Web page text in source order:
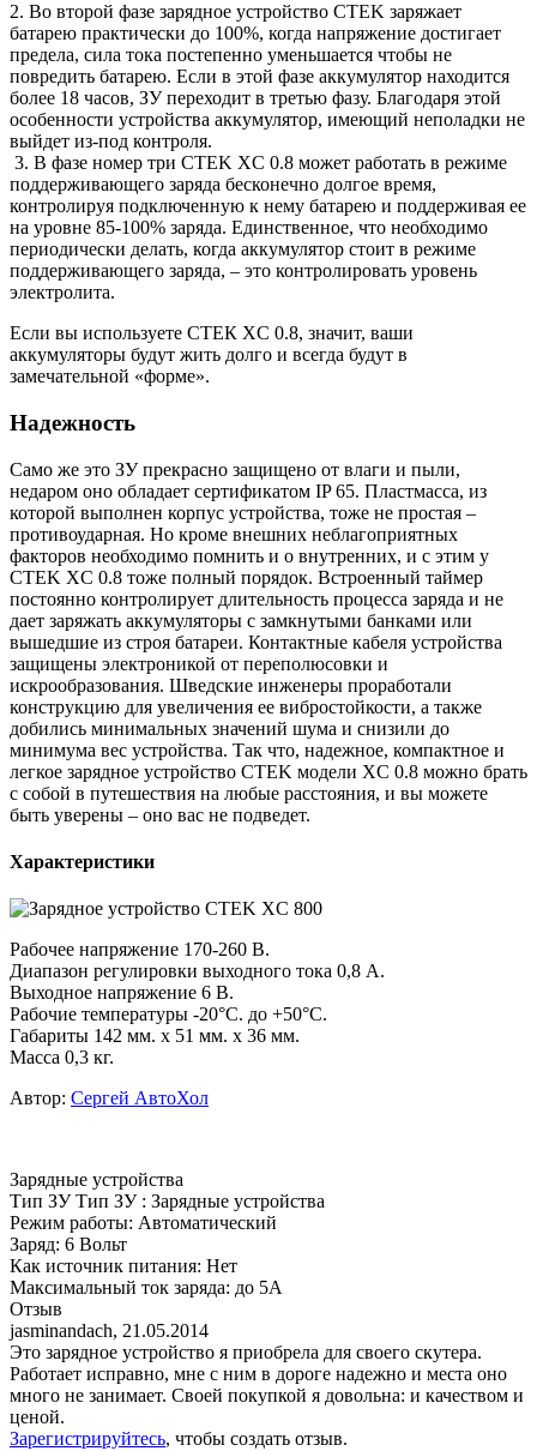
2. Во второй фазе зарядное устройство CTEK заряжает
батарею практически до 100%, когда напряжение достигает
предела, сила тока постепенно уменьшается чтобы не
повредить батарею. Если в этой фазе аккумулятор находится
более 18 часов, ЗУ переходит в третью фазу. Благодаря этой
особенности устройства аккумулятор, имеющий неполадки не
выйдет из-под контроля.
3. В фазе номер три CTEK XC 0.8 может работать в режиме
поддерживающего заряда бесконечно долгое время,
контролируя подключенную к нему батарею и поддерживая ее
на уровне 85-100% заряда. Единственное, что необходимо
периодически делать, когда аккумулятор стоит в режиме
поддерживающего заряда, – это контролировать уровень
электролита.
Если вы используете СТЕК XC 0.8, значит, ваши
аккумуляторы будут жить долго и всегда будут в
замечательной «форме».
Надежность
Само же это ЗУ прекрасно защищено от влаги и пыли,
недаром оно обладает сертификатом IP 65. Пластмасса, из
которой выполнен корпус устройства, тоже не простая –
противоударная. Но кроме внешних неблагоприятных
факторов необходимо помнить и о внутренних, и с этим у
CTEK XC 0.8 тоже полный порядок. Встроенный таймер
постоянно контролирует длительность процесса заряда и не
дает заряжать аккумуляторы с замкнутыми банками или
вышедшие из строя батареи. Контактные кабеля устройства
защищены электроникой от переполюсовки и
искрообразования. Шведские инженеры проработали
конструкцию для увеличения ее вибростойкости, а также
добились минимальных значений шума и снизили до
минимума вес устройства. Так что, надежное, компактное и
легкое зарядное устройство CTEK модели XC 0.8 можно брать
с собой в путешествия на любые расстояния, и вы можете
быть уверены – оно вас не подведет.
Характеристики
Рабочее напряжение 170-260 В.
Диапазон регулировки выходного тока 0,8 А.
Выходное напряжение 6 В.
Рабочие температуры -20°С. до +50°С.
Габариты 142 мм. x 51 мм. x 36 мм.
Масса 0,3 кг.
Автор: Сергей АвтоХол
Зарядные устройства
Тип ЗУ Тип ЗУ : Зарядные устройства
Режим работы: Автоматический
Заряд: 6 Вольт
Как источник питания: Нет
Максимальный ток заряда: до 5А
Отзыв
jasminandach, 21.05.2014
Это зарядное устройство я приобрела для своего скутера.
Работает исправно, мне с ним в дороге надежно и места оно
много не занимает. Своей покупкой я довольна: и качеством и
ценой.
Зарегистрируйтесь, чтобы создать отзыв.